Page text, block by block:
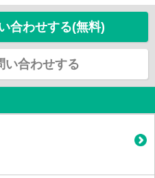
合わせする(無料)
い合わせする